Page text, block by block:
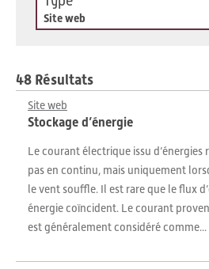
Site web
48 Résultats
Site web
Stockage d’énergie
Le courant électrique issu
pas en continu, mais uniquement
le vent souffle. Il est rare que le flux
énergie coïncident. Le courant
est généralement considéré comme...